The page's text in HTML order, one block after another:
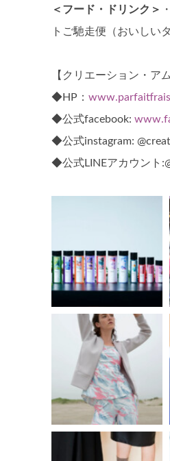
＜フード・ドリンク＞
トご馳走便（おいしい
【クリエーション・ア
◆HP：
◆公式facebook:
◆公式instagram:
◆公式LINEアカウント